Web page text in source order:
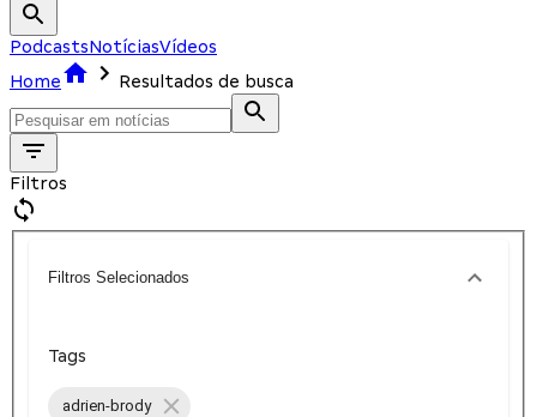
PodcastsNotíciasVídeos
Home
Resultados de busca
Filtros
Filtros Selecionados
Tags
adrien-brody